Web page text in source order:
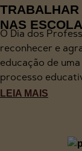
TRABALHAR
NAS
O Dia dos
reconhecer e
educação de
processo
LEIA MAIS